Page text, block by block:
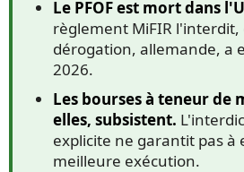
Le PFOF est mort dans
règlement MiFIR
dérogation, allemande, a
2026.
Les bourses à teneur de
elles, subsistent.
explicite ne garantit pas à
meilleure exécution.